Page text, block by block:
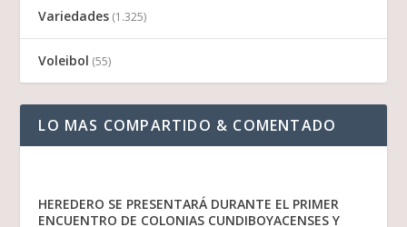
Variedades (1.325)
Voleibol (55)
LO MAS COMPARTIDO & COMENTADO
HEREDERO SE PRESENTARÁ DURANTE EL PRIMER
ENCUENTRO DE COLONIAS CUNDIBOYACENSES Y